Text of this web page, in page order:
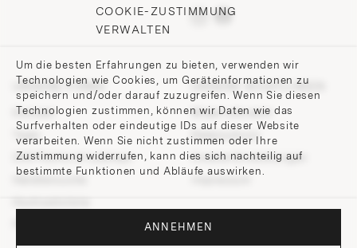
COOKIE-ZUSTIMMUNG
VERWALTEN
Um die besten Erfahrungen zu bieten, verwenden wir
Technologien wie Cookies, um Geräteinformationen zu
speichern und/oder darauf zuzugreifen. Wenn Sie diesen
Technologien zustimmen, können wir Daten wie das
Surfverhalten oder eindeutige IDs auf dieser Website
verarbeiten. Wenn Sie nicht zustimmen oder Ihre
Zustimmung widerrufen, kann dies sich nachteilig auf
bestimmte Funktionen und Abläufe auswirken.
ANNEHMEN
UNSERE FIRMA
Kontakt
200 Points of Lobmeyr
UNSERE RICHTLINIEN
Widerrufsrecht
Datenschutz
Cookie-Einstellungen